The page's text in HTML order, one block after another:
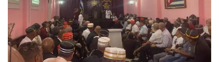
Arturo Sandoval en concierto junto a Chucho
Valdés